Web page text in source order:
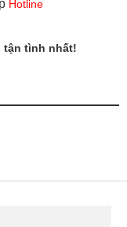
Hotline
tận tình nhất!